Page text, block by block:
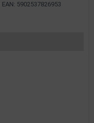
EAN: 5902537826953